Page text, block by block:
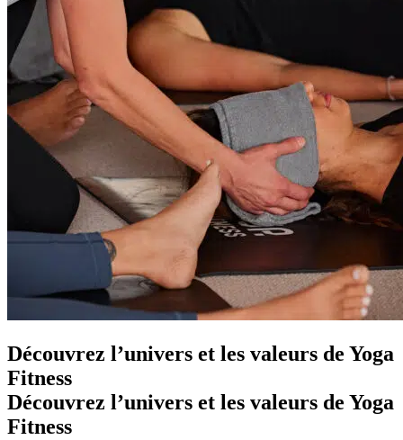
Découvrez l’univers et les valeurs de Yoga
Fitness
Découvrez l’univers et les valeurs de Yoga
Fitness